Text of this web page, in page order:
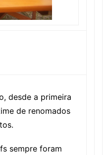
desde a primeira
de renomados
sempre foram